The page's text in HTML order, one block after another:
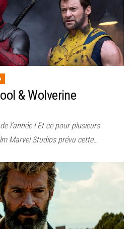
& Wolverine
l’année ! Et ce pour plusieurs
Marvel Studios prévu cette…